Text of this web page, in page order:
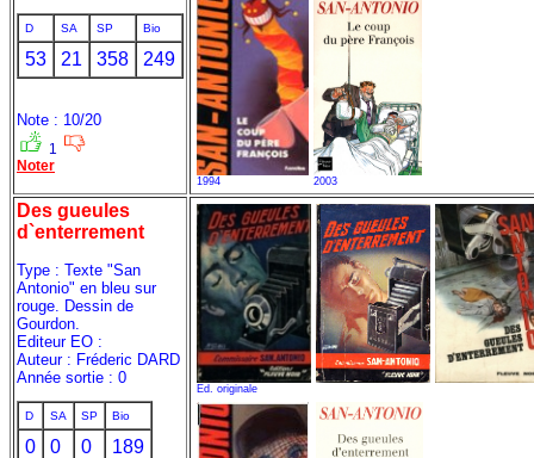
D SA SP Bio
53 21 358 249
Note : 10/20
1
Noter
1994 2003
Des gueules
d`enterrement
Type : Texte "San
Antonio" en bleu sur
rouge. Dessin de
Gourdon.
Editeur EO :
Auteur : Fréderic DARD
Année sortie : 0
D SA SP Bio
0 0 0 189
Ed. originale